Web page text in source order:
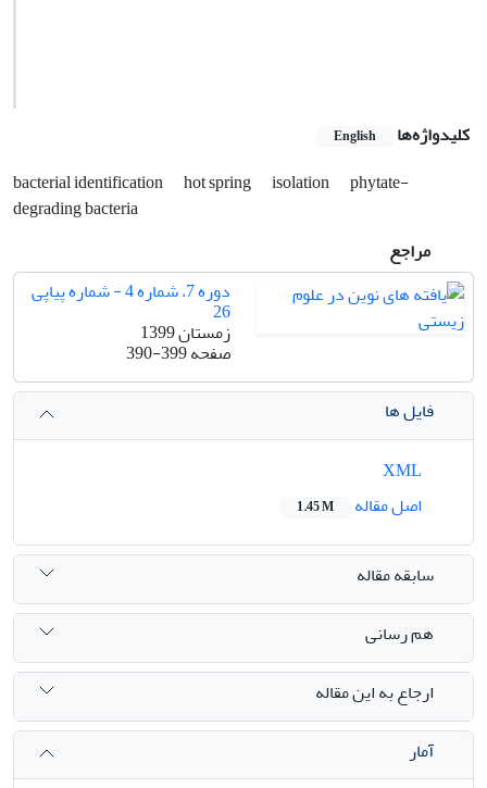
کلیدواژه‌ها English
bacterial identification hot spring isolation
phytate-
degrading bacteria
مراجع
دوره 7، شماره 4 - شماره پیاپی
26
زمستان 1399
صفحه390-399
فایل ها
اصل مقاله
1.45 M
سابقه مقاله
هم رسانی
ارجاع به این مقاله
آمار